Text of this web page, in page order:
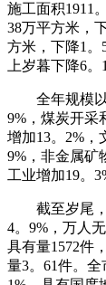
施工面积1911
38万平方米，
方米，下降1。
上岁暮下降6。
全年规模以
9%，煤炭开采
增加13。2%，
9%，非金属矿
工业增加19。
截至岁尾，
4。9%，万人
具有量1572件
量3。61件。全